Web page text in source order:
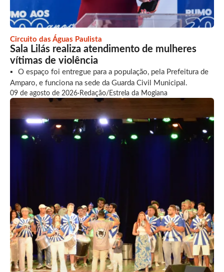
Circuito das Águas Paulista
Sala Lilás realiza atendimento de mulheres
vítimas de violência
O espaço foi entregue para a população, pela Prefeitura de
Amparo, e funciona na sede da Guarda Civil Municipal.
09 de agosto de 2026· Redação/Estrela da Mogiana